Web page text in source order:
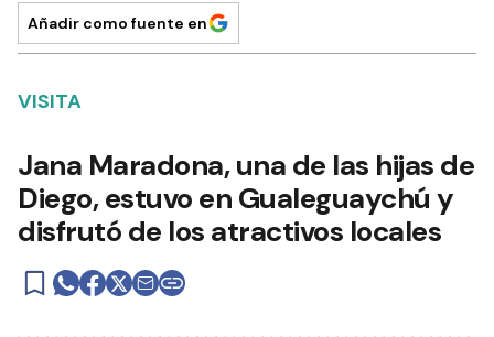
Añadir como fuente en
VISITA
Jana Maradona, una de las hijas de
Diego, estuvo en Gualeguaychú y
disfrutó de los atractivos locales